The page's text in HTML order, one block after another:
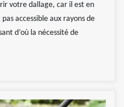
votre dallage, car il est en
accessible aux rayons de
d’où la nécessité de